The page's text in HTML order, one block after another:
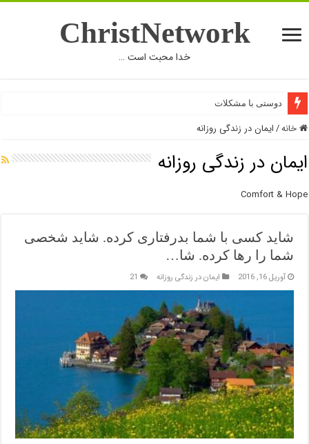
ChristNetwork
خدا محبت است …
دوستی با مشکلات
خانه/ ایمان در زندگی روزانه
ایمان در زندگی روزانه
Comfort & Hope
شاید کسی با شما بدرفتاری کرده. شاید شخصی
شما را رها کرده. شا…
آوریل 16, 2016 ایمان در زندگی روزانه 21